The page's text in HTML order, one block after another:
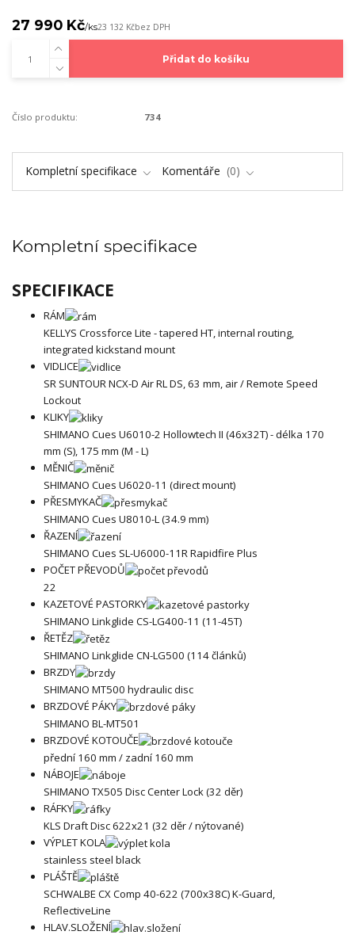
27 990 Kč/ks23 132 Kčbez DPH
Přidat do košíku
Číslo produktu: 734
Kompletní specifikace Komentáře 0
Kompletní specifikace
SPECIFIKACE
RÁM
KELLYS Crossforce Lite - tapered HT, internal routing,
integrated kickstand mount
VIDLICE
SR SUNTOUR NCX-D Air RL DS, 63 mm, air / Remote Speed
Lockout
KLIKY
SHIMANO Cues U6010-2 Hollowtech II (46x32T) - délka 170
mm (S), 175 mm (M - L)
MĚNIČ
SHIMANO Cues U6020-11 (direct mount)
PŘESMYKAČ
SHIMANO Cues U8010-L (34.9 mm)
ŘAZENÍ
SHIMANO Cues SL-U6000-11R Rapidfire Plus
POČET PŘEVODŮ
22
KAZETOVÉ PASTORKY
SHIMANO Linkglide CS-LG400-11 (11-45T)
ŘETĚZ
SHIMANO Linkglide CN-LG500 (114 článků)
BRZDY
SHIMANO MT500 hydraulic disc
BRZDOVÉ PÁKY
SHIMANO BL-MT501
BRZDOVÉ KOTOUČE
přední 160 mm / zadní 160 mm
NÁBOJE
SHIMANO TX505 Disc Center Lock (32 děr)
RÁFKY
KLS Draft Disc 622x21 (32 děr / nýtované)
VÝPLET KOLA
stainless steel black
PLÁŠTĚ
SCHWALBE CX Comp 40-622 (700x38C) K-Guard,
ReflectiveLine
HLAV.SLOŽENÍ